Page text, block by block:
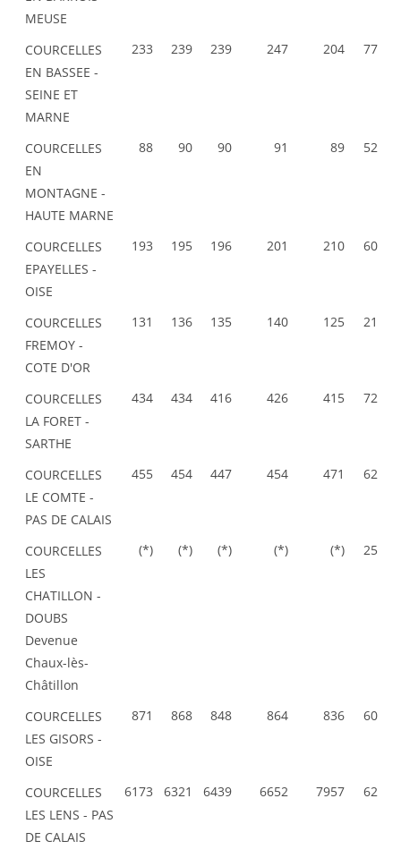
MEUSE
COURCELLES
EN BASSEE -
SEINE ET
MARNE
233 239 239 247 204 77
COURCELLES
EN
MONTAGNE -
HAUTE MARNE
88 90 90 91 89 52
COURCELLES
EPAYELLES -
OISE
193 195 196 201 210 60
COURCELLES
FREMOY -
COTE D'OR
131 136 135 140 125 21
COURCELLES
LA FORET -
SARTHE
434 434 416 426 415 72
COURCELLES
LE COMTE -
PAS DE CALAIS
455 454 447 454 471 62
COURCELLES
LES
CHATILLON -
DOUBS
Devenue
Chaux-lès-
Châtillon
(*) (*) (*) (*) (*) 25
COURCELLES
LES GISORS -
OISE
871 868 848 864 836 60
COURCELLES
LES LENS - PAS
DE CALAIS
6173 6321 6439 6652 7957 62